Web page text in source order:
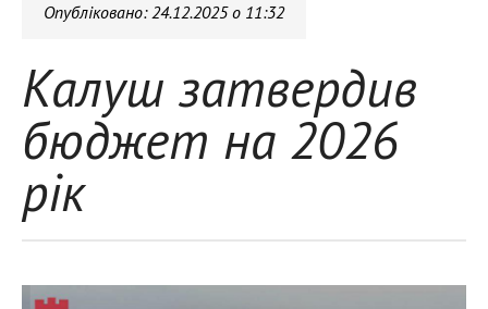
Опубліковано:24.12.2025 о 11:32
Калуш затвердив
бюджет на 2026
рік